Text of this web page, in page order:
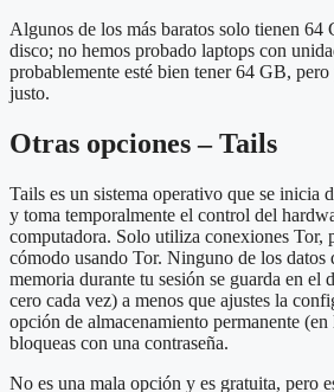
Algunos de los más baratos solo tienen 64
disco; no hemos probado laptops con
probablemente esté bien tener 64 GB,
justo.
Otras opciones – Tails
Tails es un sistema operativo que se inicia
y toma temporalmente el control del
computadora. Solo utiliza conexiones Tor,
cómodo usando Tor. Ninguno de los datos
memoria durante tu sesión se guarda en el
cero cada vez) a menos que ajustes la
opción de almacenamiento permanente
bloqueas con una contraseña.
No es una mala opción y es gratuita, pero